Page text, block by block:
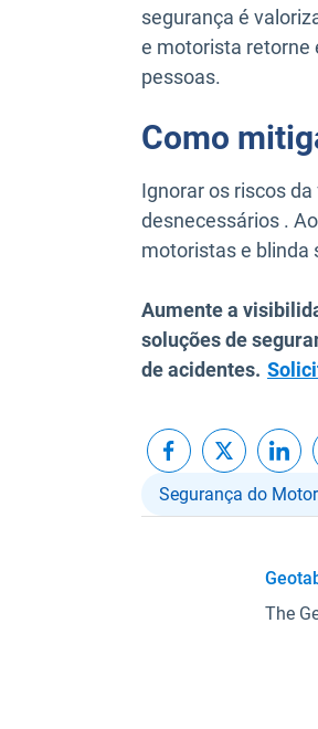
segurança é
e motorista retorne
pessoas.
Como
Ignorar os riscos
desnecessários .
motoristas e blinda
Aumente a
soluções de
de acidentes.
Segurança do
The